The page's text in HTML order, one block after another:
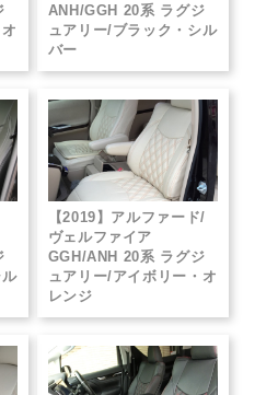
ANH/GGH 20系 ラグジ
ュアリー/ブラック・シル
バー
【2019】アルファード/
ヴェルファイア
GGH/ANH 20系 ラグジ
ュアリー/アイボリー・オ
レンジ